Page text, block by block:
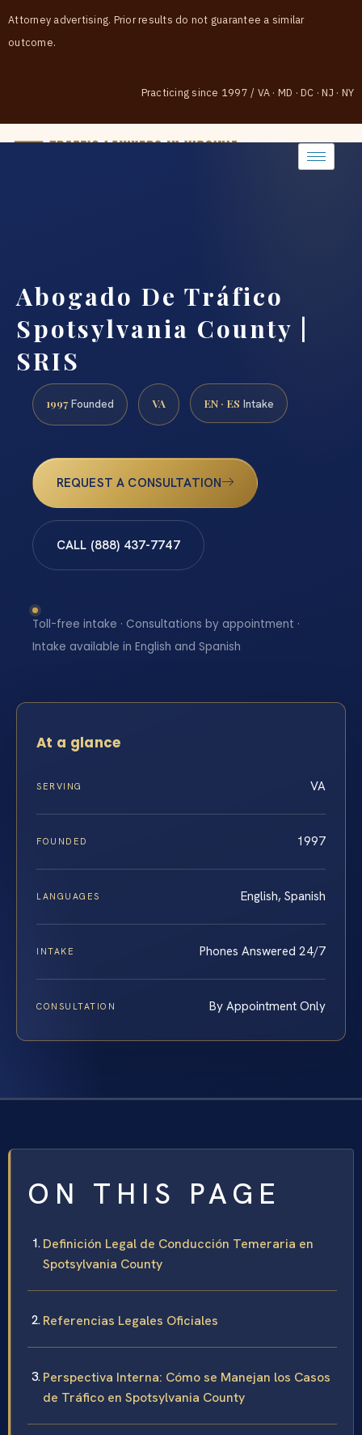
Attorney advertising. Prior results do not guarantee a similar
outcome.
Practicing since 1997 / VA · MD · DC · NJ · NY
Abogado De Tráfico
Spotsylvania County |
SRIS
1997 Founded VA EN · ES Intake
REQUEST A CONSULTATION
CALL (888) 437-7747
Toll-free intake · Consultations by appointment ·
Intake available in English and Spanish
At a glance
SERVING VA
FOUNDED 1997
LANGUAGES English, Spanish
INTAKE Phones Answered 24/7
CONSULTATION By Appointment Only
ON THIS PAGE
Definición Legal de Conducción Temeraria en
Spotsylvania County
Referencias Legales Oficiales
Perspectiva Interna: Cómo se Manejan los Casos
de Tráfico en Spotsylvania County